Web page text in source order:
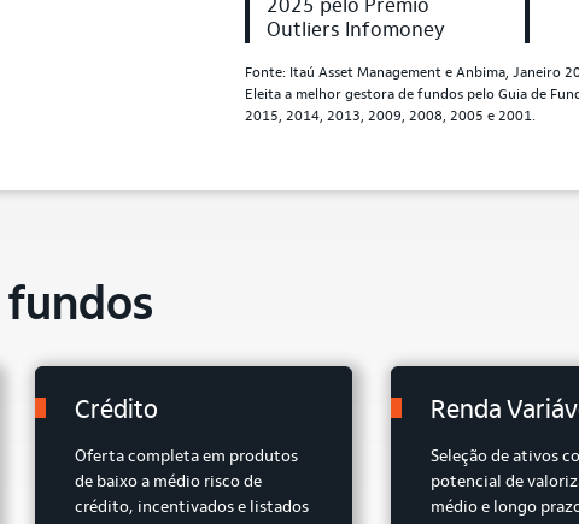
2025 pelo Prêmio
Outliers Infomoney
Fonte: Itaú Asset Management e Anbima, Janeiro
Eleita a melhor gestora de fundos pelo Guia de
2015, 2014, 2013, 2009, 2008, 2005 e 2001.
fundos
Crédito
Oferta completa em produtos
de baixo a médio risco de
crédito, incentivados e listados
Renda
Seleção de ativos
potencial de
médio e longo